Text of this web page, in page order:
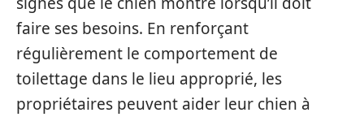
faire ses besoins. En renforçant
régulièrement le comportement de
toilettage dans le lieu approprié, les
propriétaires peuvent aider leur chien à